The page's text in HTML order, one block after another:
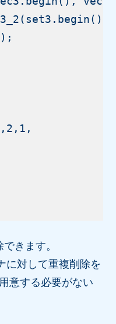
きます。
に対して重複削除を
意する必要がない